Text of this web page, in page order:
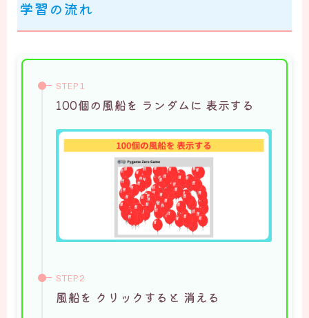
学習の流れ
100個の風船を ランダムに 表示する
風船を クリックすると 消える